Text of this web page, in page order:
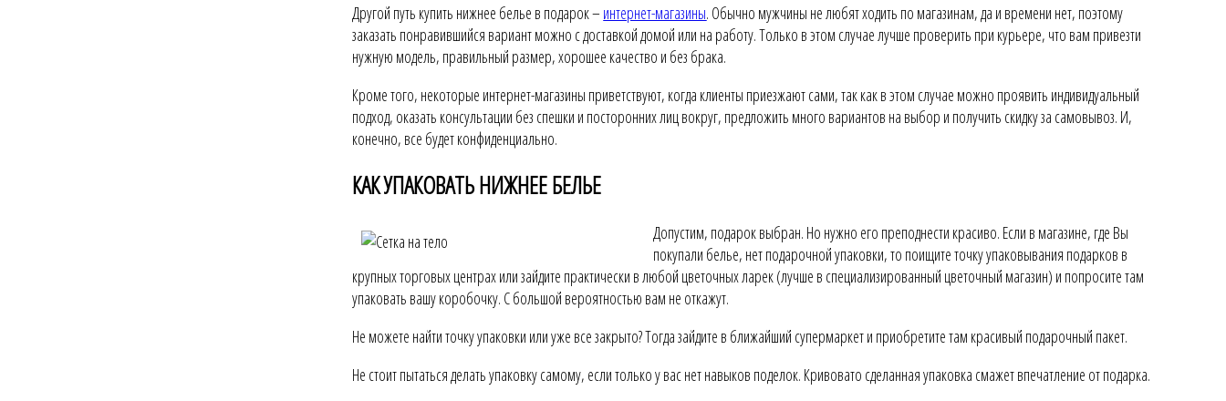
Другой путь купить нижнее белье в подарок – интернет-магазины. Обычно мужчины не любят ходить по магазинам, да и времени нет, поэтому
заказать понравившийся вариант можно с доставкой домой или на работу. Только в этом случае лучше проверить при курьере, что вам привезти
нужную модель, правильный размер, хорошее качество и без брака.
Кроме того, некоторые интернет-магазины приветствуют, когда клиенты приезжают сами, так как в этом случае можно проявить индивидуальный
подход, оказать консультации без спешки и посторонних лиц вокруг, предложить много вариантов на выбор и получить скидку за самовывоз. И,
конечно, все будет конфиденциально.
КАК УПАКОВАТЬ НИЖНЕЕ БЕЛЬЕ
Допустим, подарок выбран. Но нужно его преподнести красиво. Если в магазине, где Вы
покупали белье, нет подарочной упаковки, то поищите точку упаковывания подарков в
крупных торговых центрах или зайдите практически в любой цветочных ларек (лучше в специализированный цветочный магазин) и попросите там
упаковать вашу коробочку. С большой вероятностью вам не откажут.
Не можете найти точку упаковки или уже все закрыто? Тогда зайдите в ближайший супермаркет и приобретите там красивый подарочный пакет.
Не стоит пытаться делать упаковку самому, если только у вас нет навыков поделок. Кривовато сделанная упаковка смажет впечатление от подарка.